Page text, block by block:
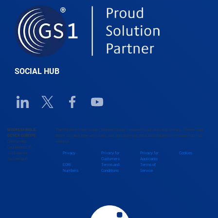
Belgium
Belize
Bolivia
SOCIAL HUB
Linkedin URL link
Twitter URL linkFacebook URL link
Youtube URL link
MARKEM-IMAJE
DOVER EUROPE
Chemin des
Coquelicots 16
1214 Vernier
Switzerland
The Markem-Imaje Group (“Markem-Imaje”) respects your individual privacy. Please read
below to check how we collect, use, and share personal data obtained from users on this
website.
Privacy
Privacy for
Customers
Privacy for
Applicants
Cookies
EORI
Numbers
Terms and
Conditions
Terms of
Service